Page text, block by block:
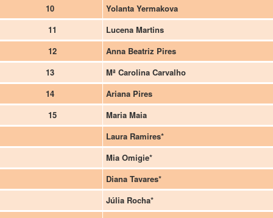
10
Yolanta Yermakova
11
Lucena Martins
12
Anna Beatriz Pires
13
Mª Carolina Carvalho
14
Ariana Pires
15
Maria Maia
Laura Ramires*
Mia Omigie*
Diana Tavares*
Júlia Rocha*